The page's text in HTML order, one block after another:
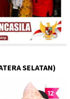
SELATAN)